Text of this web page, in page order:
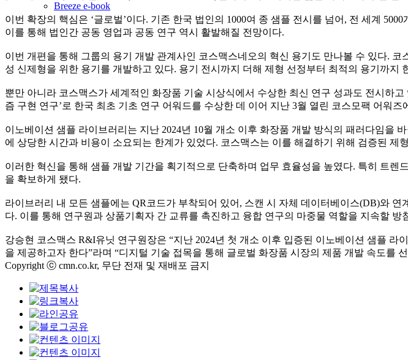
Breeze e-book
이번 확장의 핵심은 ‘글로벌’이다. 기존 한국 법인의 1000여 종 샘플 전시를 넘어, 전 세계
이를 통해 법인간 공동 영업과 공동 연구 역시 활발해질 전망이다.
이번 개편을 통해 그룹의 용기 개발 관계사인 코스맥스네오의 혁신 용기도 만나볼 수 있다.
성 신제형을 위한 용기를 개발하고 있다. 용기 전시까지 더해 제형 선정부터 최적의 용기까지
뿐만 아니라 코스맥스가 세계적인 화장품 기술 시상식에서 수상한 최신 연구 성과도 전시하
즘 구현 연구’로 한국 최초 기초 연구 어워드를 수상한 데 이어 지난 3월 열린 코스모팩 어워
이노베이션 샘플 라이브러리는 지난 2024년 10월 개소 이후 화장품 개발 방식의 패러다임을
에 상당한 시간과 비용이 소요되는 한계가 있었다. 코스맥스는 이를 해결하기 위해 검증된
이러한 혁신을 통해 샘플 개발 기간을 획기적으로 단축하며 업무 효율성을 높였다. 특히 트
을 확보하게 됐다.
라이브러리 내 모든 샘플에는 QR코드가 부착되어 있어, 스캔 시 자체 데이터베이스(DB)와
다. 이를 통해 연구원과 상품기획자 간 교류를 촉진하고 융합 연구의 마중물 역할을 지속할 방
강승현 코스맥스 R&I유닛 연구원장은 “지난 2024년 첫 개소 이후 입증된 이노베이션 샘플
을 제공하고자 한다”라며 “디지털 기술 접목을 통해 글로벌 화장품 시장의 제품 개발 속도를
Copyright ⓒ cmn.co.kr, 무단 전재 및 재배포 금지